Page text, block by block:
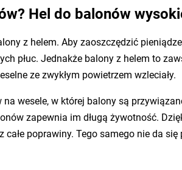
Hel do balonów
z helem. Aby zaoszczędzić
płuc. Jednakże balony z helem to
ze zwykłym powietrzem wzleciały.
wesele, w której balony są
zapewnia im długą żywotność.
poprawiny. Tego samego nie da